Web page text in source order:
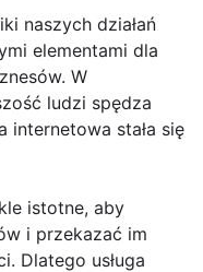
naszych działań
elementami dla
W
ludzi spędza
internetowa stała się
istotne, aby
i przekazać im
Dlatego usługa